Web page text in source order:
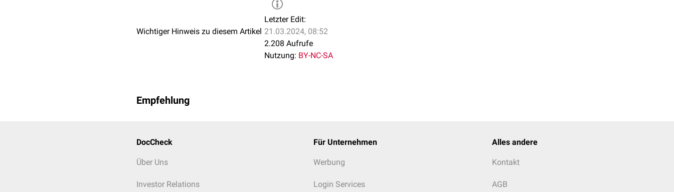
Wichtiger Hinweis zu diesem Artikel
Letzter Edit:
21.03.2024, 08:52
2.208 Aufrufe
Nutzung: BY-NC-SA
Empfehlung
DocCheck
Über Uns
Investor Relations
Für Unternehmen
Werbung
Login Services
Alles andere
Kontakt
AGB